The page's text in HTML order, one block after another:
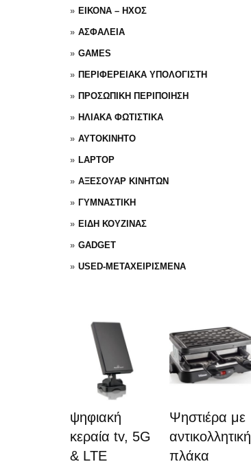
ΕΙΚΟΝΑ – ΗΧΟΣ
ΑΣΦΑΛΕΙΑ
GAMES
ΠΕΡΙΦΕΡΕΙΑΚΑ ΥΠΟΛΟΓΙΣΤΗ
ΠΡΟΣΩΠΙΚΗ ΠΕΡΙΠΟΙΗΣΗ
ΗΛΙΑΚΑ ΦΩΤΙΣΤΙΚΑ
ΑΥΤΟΚΙΝΗΤΟ
LAPTOP
ΑΞΕΣΟΥΑΡ ΚΙΝΗΤΩΝ
ΓΥΜΝΑΣΤΙΚΗ
ΕΙΔΗ ΚΟΥΖΙΝΑΣ
GADGET
USED-ΜΕΤΑΧΕΙΡΙΣΜΕΝΑ
ψηφιακή
κεραία tv, 5G
& LTE
Ψηστιέρα με
αντικολλητική
πλάκα